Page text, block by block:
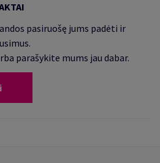
pasiruošę jums padėti ir
parašykite mums jau dabar.